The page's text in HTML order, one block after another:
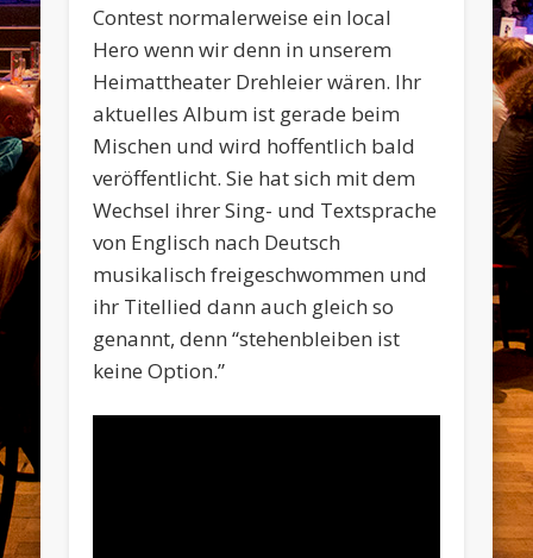
Contest normalerweise ein local
Hero wenn wir denn in unserem
Heimattheater Drehleier wären. Ihr
aktuelles Album ist gerade beim
Mischen und wird hoffentlich bald
veröffentlicht. Sie hat sich mit dem
Wechsel ihrer Sing- und Textsprache
von Englisch nach Deutsch
musikalisch freigeschwommen und
ihr Titellied dann auch gleich so
genannt, denn “stehenbleiben ist
keine Option.”